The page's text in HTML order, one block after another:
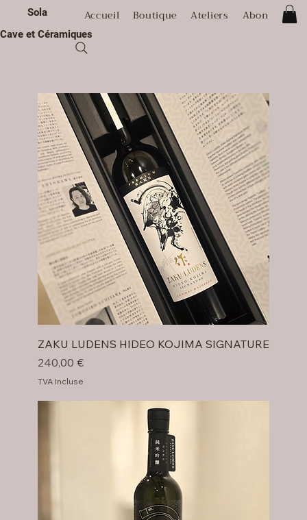
Cave et Céramiques
Sola Accueil Boutique Ateliers
ZAKU LUDENS HIDEO KOJIMA SIGNATURE
Prix
240,00 €
TVA Incluse